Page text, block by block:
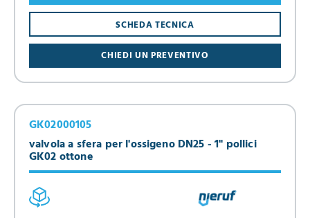
CHIEDI UN PREVENTIVO
SCHEDA TECNICA
valvola a sfera per l'ossigeno DN25 - 1" pollici
GK02 ottone
GK02000105